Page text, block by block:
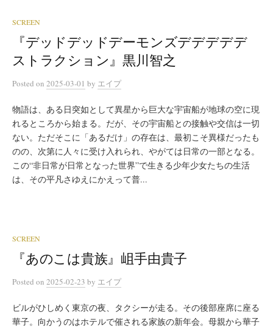
SCREEN
『デッドデッドデーモンズデデデデデ
ストラクション』黒川智之
Posted on 2025-03-01 by エイプ
物語は、ある日突如として異星から巨大な宇宙船が地球の空に現
れるところから始まる。だが、その宇宙船との接触や交信は一切
ない。ただそこに「あるだけ」の存在は、最初こそ異様だったも
のの、次第に人々に受け入れられ、やがては日常の一部となる。
この“非日常が日常となった世界”で生きる少年少女たちの生活
は、その平凡さゆえにかえって普...
SCREEN
『あのこは貴族』岨手由貴子
Posted on 2025-02-23 by エイプ
ビルがひしめく東京の夜、タクシーが走る。その後部座席に座る
華子。向かうのはホテルで催される家族の新年会。母親から華子